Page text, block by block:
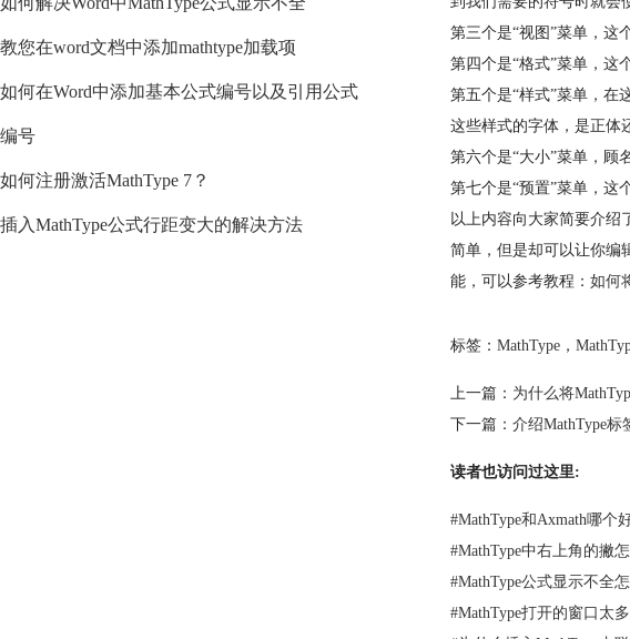
教您在word文档中添加mathtype加载项
如何在Word中添加基本公式编号以及引用公式
编号
如何注册激活MathType 7？
插入MathType公式行距变大的解决方法
第三个是“视图”菜单，这
第四个是“格式”菜单，这
第五个是“样式”菜单，在
这些样式的字体，是正体
第六个是“大小”菜单，顾
第七个是“预置”菜单，这
以上内容向大家简要介绍
简单，但是却可以让你编
能，可以参考教程： 如何
标签： MathType ，
上一篇： 为什么将
下一篇： 介绍MathType标
读者也访问过这里:
#MathType和Axmath哪个
#MathType中右上角的撇
#MathType公式显示不全
#MathType打开的窗口太